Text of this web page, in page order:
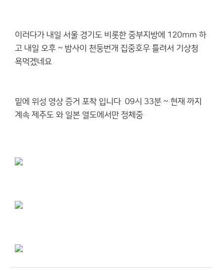
이러다가 내일 서울 경기도 비롯한 중부지방에 120mm 하
고 내일 오후 ~ 밤사이 천둥번개 집중호우 틀려서 기상청
욕먹겠네요
밑에 위성 영상 증거 포착 입니다 09시 33분 ~ 현재 까지
계속 제주도 와 일본 열도에서만 정체중